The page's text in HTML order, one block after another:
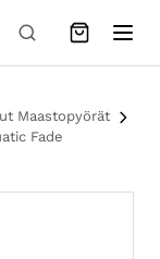
Maastopyörät
Fade